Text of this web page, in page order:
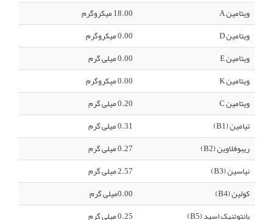
ویتامین A
18.00 میکروگرم
ویتامین D
0.00 میکروگرم
ویتامین E
0.00 میلی گرم
ویتامین K
0.00 میکروگرم
ویتامین C
0.20 میلی گرم
تیامین (B1)
0.31 میلی گرم
ریبوفلاوین (B2)
0.27 میلی گرم
نیاسین (B3)
2.57 میلی گرم
کولین (B4)
0.00میلی گرم
پانتوتنیک اسید (B5)
0.25 میلی گرم